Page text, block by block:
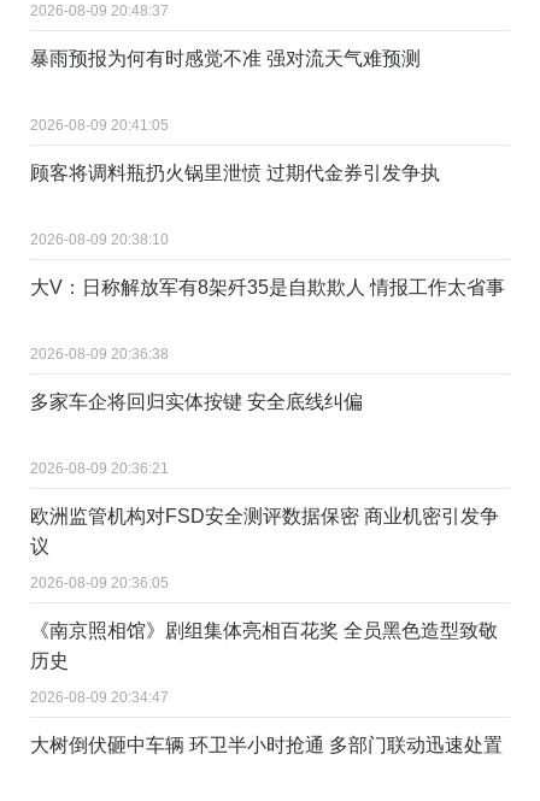
2026-08-09 20:48:37
暴雨预报为何有时感觉不准 强对流天气难预测
2026-08-09 20:41:05
顾客将调料瓶扔火锅里泄愤 过期代金券引发争执
2026-08-09 20:38:10
大V：日称解放军有8架歼35是自欺欺人 情报工作太省事
2026-08-09 20:36:38
多家车企将回归实体按键 安全底线纠偏
2026-08-09 20:36:21
欧洲监管机构对FSD安全测评数据保密 商业机密引发争
议
2026-08-09 20:36:05
《南京照相馆》剧组集体亮相百花奖 全员黑色造型致敬
历史
2026-08-09 20:34:47
大树倒伏砸中车辆 环卫半小时抢通 多部门联动迅速处置